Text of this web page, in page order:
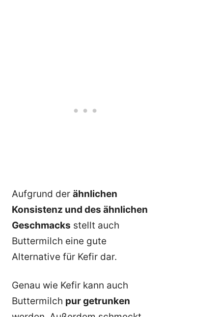
Aufgrund der ähnlichen
Konsistenz und des ähnlichen
Geschmacks stellt auch
Buttermilch eine gute
Alternative für Kefir dar.
Genau wie Kefir kann auch
Buttermilch pur getrunken